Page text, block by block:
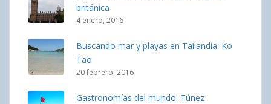
británica
4 enero, 2016
Buscando mar y playas en Tailandia: Ko
Tao
20 febrero, 2016
Gastronomías del mundo: Túnez